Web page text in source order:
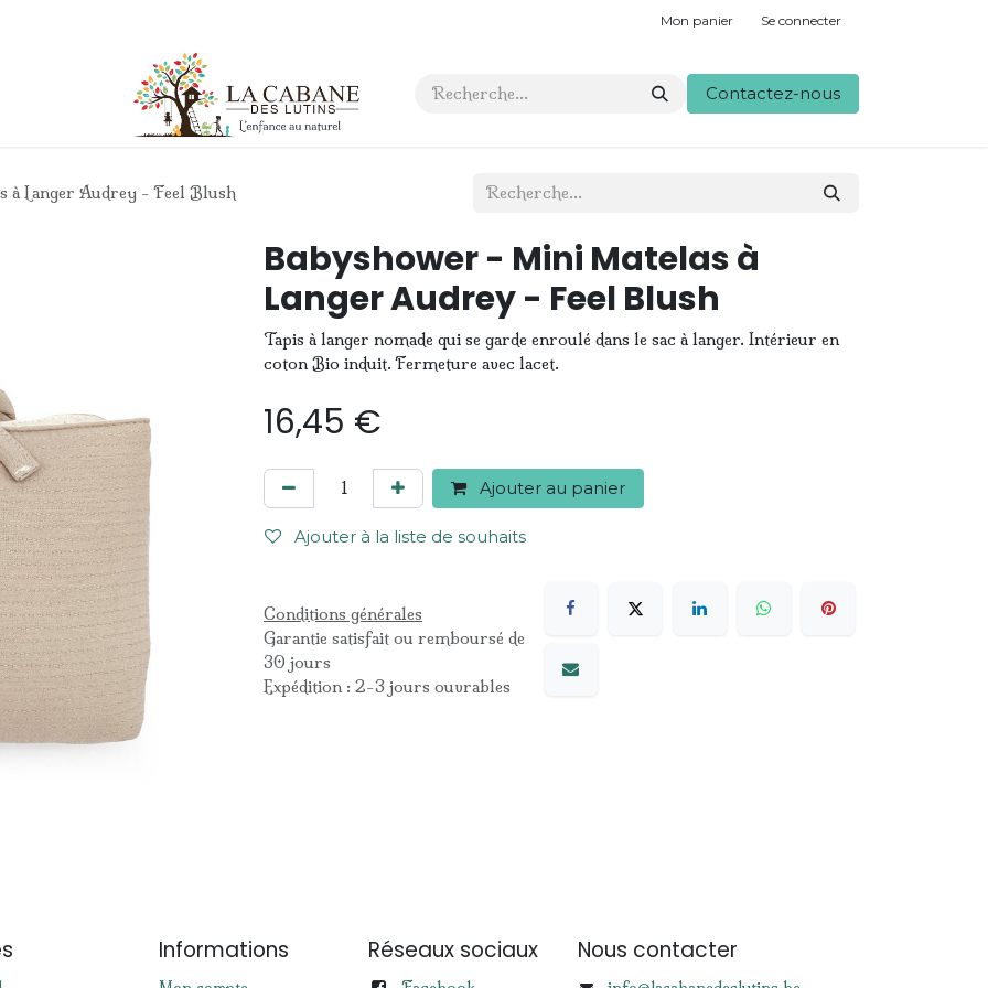
Mon panier Se connecter
Contact Contactez-nous
à Langer Audrey - Feel Blush
Babyshower - Mini Matelas à
Langer Audrey - Feel Blush
Tapis à langer nomade qui se garde enroulé dans le sac à langer. Intérieur en
coton Bio induit. Fermeture avec lacet.
16,45 €
Ajouter au panier
Ajouter à la liste de souhaits
Conditions générales
Garantie satisfait ou remboursé de
30 jours
Expédition : 2-3 jours ouvrables
Informations Réseaux sociaux Nous contacter